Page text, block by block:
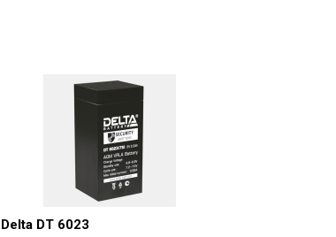
Delta DT 6023